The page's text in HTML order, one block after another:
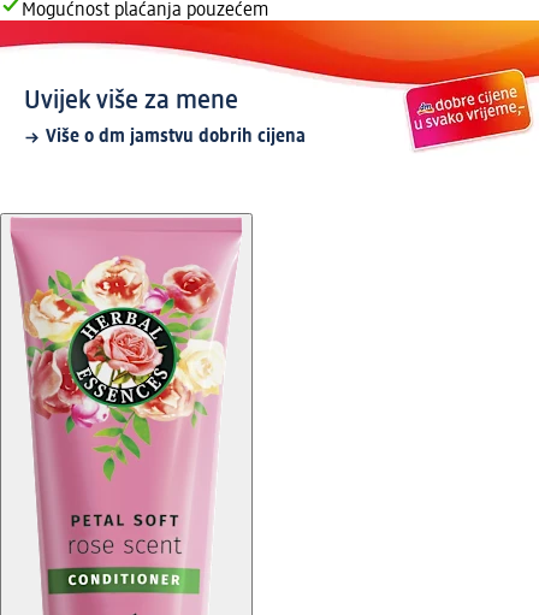
Mogućnost plaćanja pouzećem
Uvijek više za mene
Više o dm jamstvu dobrih cijena